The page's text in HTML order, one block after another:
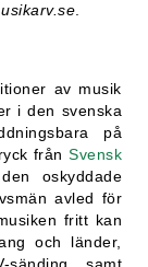
av musik
i den svenska
på
från Svensk
oskyddade
avled för
fritt kan
och länder,